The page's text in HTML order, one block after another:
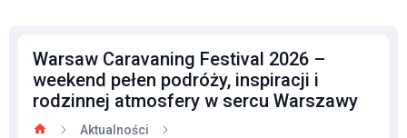
Warsaw Caravaning Festival 2026 –
weekend pełen podróży, inspiracji i
rodzinnej atmosfery w sercu Warszawy
Aktualności